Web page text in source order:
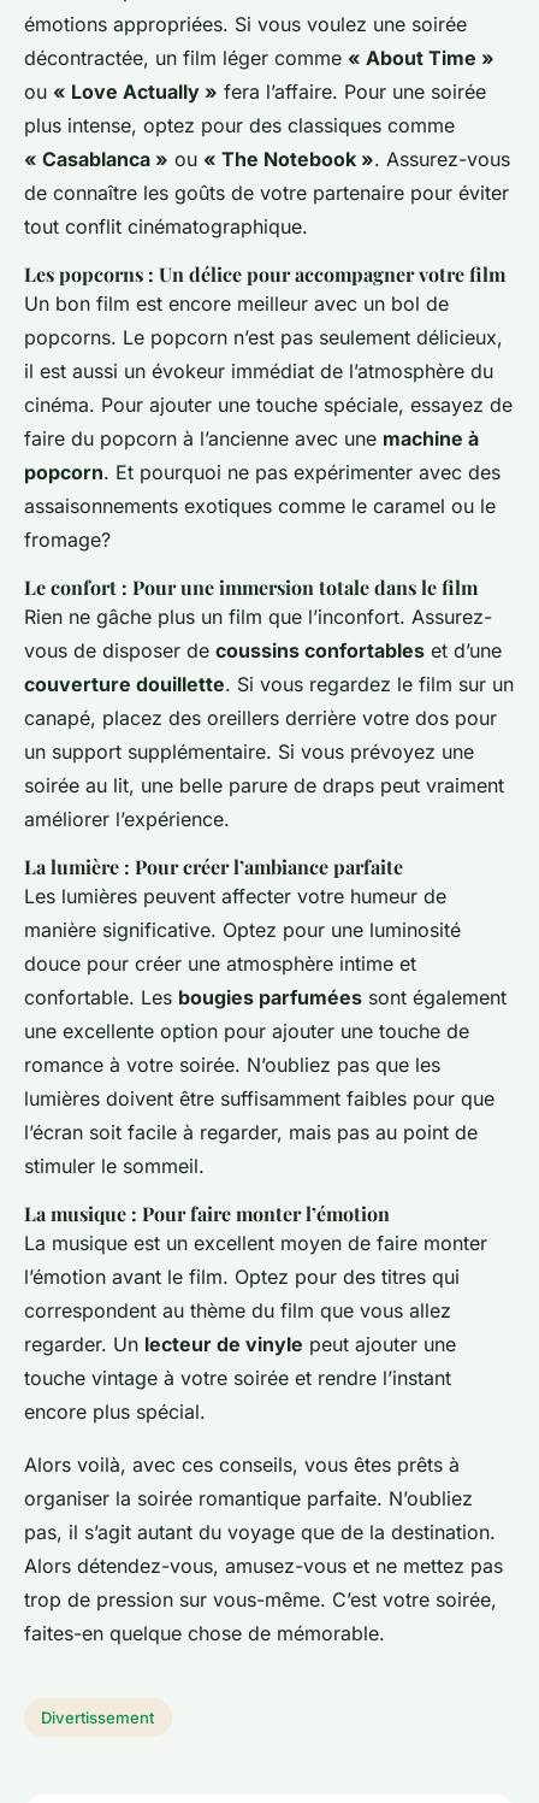
émotions appropriées. Si vous voulez une soirée
décontractée, un film léger comme « About Time »
ou « Love Actually » fera l’affaire. Pour une soirée
plus intense, optez pour des classiques comme
« Casablanca » ou « The Notebook ». Assurez-vous
de connaître les goûts de votre partenaire pour éviter
tout conflit cinématographique.
Les popcorns : Un délice pour accompagner votre film
Un bon film est encore meilleur avec un bol de
popcorns. Le popcorn n’est pas seulement délicieux,
il est aussi un évokeur immédiat de l’atmosphère du
cinéma. Pour ajouter une touche spéciale, essayez de
faire du popcorn à l’ancienne avec une machine à
popcorn. Et pourquoi ne pas expérimenter avec des
assaisonnements exotiques comme le caramel ou le
fromage?
Le confort : Pour une immersion totale dans le film
Rien ne gâche plus un film que l’inconfort. Assurez-
vous de disposer de coussins confortables et d’une
couverture douillette. Si vous regardez le film sur un
canapé, placez des oreillers derrière votre dos pour
un support supplémentaire. Si vous prévoyez une
soirée au lit, une belle parure de draps peut vraiment
améliorer l’expérience.
La lumière : Pour créer l’ambiance parfaite
Les lumières peuvent affecter votre humeur de
manière significative. Optez pour une luminosité
douce pour créer une atmosphère intime et
confortable. Les bougies parfumées sont également
une excellente option pour ajouter une touche de
romance à votre soirée. N’oubliez pas que les
lumières doivent être suffisamment faibles pour que
l’écran soit facile à regarder, mais pas au point de
stimuler le sommeil.
La musique : Pour faire monter l’émotion
La musique est un excellent moyen de faire monter
l’émotion avant le film. Optez pour des titres qui
correspondent au thème du film que vous allez
regarder. Un lecteur de vinyle peut ajouter une
touche vintage à votre soirée et rendre l’instant
encore plus spécial.
Alors voilà, avec ces conseils, vous êtes prêts à
organiser la soirée romantique parfaite. N’oubliez
pas, il s’agit autant du voyage que de la destination.
Alors détendez-vous, amusez-vous et ne mettez pas
trop de pression sur vous-même. C’est votre soirée,
faites-en quelque chose de mémorable.
Divertissement